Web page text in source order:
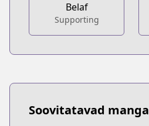
Belaf
Supporting
Soovitatavad manga